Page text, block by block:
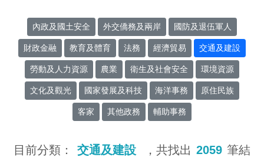
內政及國土安全 外交僑務及兩岸 國防及退伍軍人
財政金融 教育及體育 法務 經濟貿易 交通及建設
勞動及人力資源 農業 衛生及社會安全 環境資源
文化及觀光 國家發展及科技 海洋事務 原住民族
客家 其他政務 輔助事務
目前分類： 交通及建設 ，共找出 2059 筆結